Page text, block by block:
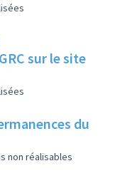
sur le site
du
non réalisables